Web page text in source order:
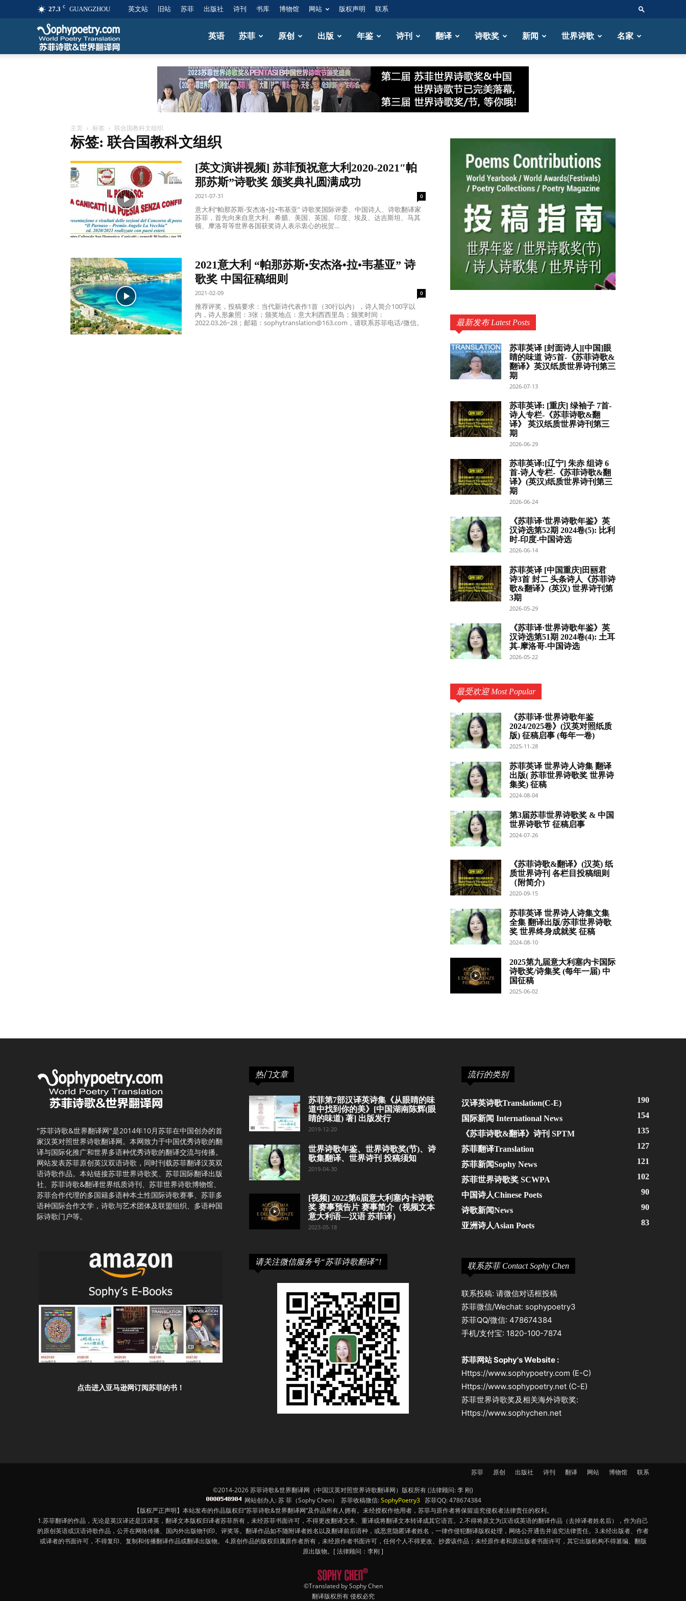
27.3 C GUANGZHOU 英文站 旧站 苏菲 出版社 诗刊 书库 博物馆 网站 版权声明 联系
歌
世
翻
译
英语 苏菲 原创 出版 年鉴 诗刊 翻译 诗歌奖 新闻 世界诗歌 名家
主页 标签 联合国教科文组织
标签: 联合国教科文组织
[英文演讲视频] 苏菲预祝意大利2020-2021″帕
那苏斯”诗歌奖 颁奖典礼圆满成功
2021-07-31 0
意大利“帕那苏斯-安杰洛•拉•韦基亚” 诗歌奖国际评委、中国诗人、诗歌翻译家
苏菲，首先向来自意大利、希腊、美国、英国、印度、埃及、达吉斯坦、马其
顿、摩洛哥等世界各国获奖诗人表示衷心的祝贺…
2021意大利 “帕那苏斯•安杰洛•拉•韦基亚” 诗
歌奖 中国征稿细则
2021-02-09 0
推荐评奖，投稿要求：当代新诗代表作1首（30行以内），诗人简介100字以
内，诗人形象照：3张；颁奖地点：意大利西西里岛；颁奖时间：
2022.03.26~28；邮箱：sophytranslation@163.com，请联系苏菲电话/微信。
最新发布 Latest Posts
苏菲英译 [封面诗人][中国]眼
睛的味道 诗5首-《苏菲诗歌&
翻译》英汉纸质世界诗刊第三
期
2026-07-13
苏菲英译: [重庆] 绿袖子 7首-
诗人专栏-《苏菲诗歌&翻
译》 英汉纸质世界诗刊第三
期
2026-06-29
苏菲英译:[辽宁] 朱赤 组诗 6
首-诗人专栏-《苏菲诗歌&翻
译》(英汉)纸质世界诗刊第三
期
2026-06-24
《苏菲译·世界诗歌年鉴》英
汉诗选第52期 2024卷(5): 比利
时-印度-中国诗选
2026-06-14
苏菲英译 [中国重庆]田丽君
诗3首 封二 头条诗人《苏菲诗
歌&翻译》(英汉) 世界诗刊第
3期
2026-05-29
《苏菲译·世界诗歌年鉴》英
汉诗选第51期 2024卷(4): 土耳
其-摩洛哥-中国诗选
2026-05-22
最受欢迎 Most Popular
《苏菲译·世界诗歌年鉴
2024/2025卷》(汉英对照纸质
版) 征稿启事 (每年一卷)
2025-11-28
苏菲英译 世界诗人诗集 翻译
出版( 苏菲世界诗歌奖 世界诗
集奖) 征稿
2024-08-04
第3届苏菲世界诗歌奖 & 中国
世界诗歌节 征稿启事
2024-07-26
《苏菲诗歌&翻译》(汉英) 纸
质世界诗刊 各栏目投稿细则
（附简介)
2020-09-15
苏菲英译 世界诗人诗集文集
全集 翻译出版/苏菲世界诗歌
奖 世界终身成就奖 征稿
2024-08-10
2025第九届意大利塞内卡国际
诗歌奖/诗集奖 (每年一届) 中
国征稿
2025-06-02
"苏菲诗歌&世界翻译网"是2014年10月苏菲在中国创办的首
家汉英对照世界诗歌翻译网。本网致力于中国优秀诗歌的翻
译与国际化推广和世界多语种优秀诗歌的翻译交流与传播。
网站发表苏菲原创英汉双语诗歌，同时刊载苏菲翻译汉英双
语诗歌作品。本站链接苏菲世界诗歌奖、苏菲国际翻译出版
社、苏菲诗歌&翻译世界纸质诗刊、苏菲世界诗歌博物馆、
苏菲合作代理的多国籍多语种本土性国际诗歌赛事、苏菲多
语种国际合作文学，诗歌与艺术团体及联盟组织、多语种国
际诗歌门户等。
点击进入亚马逊网订阅苏菲的书！
热门文章
苏菲第7部汉译英诗集《从眼睛的味
道中找到你的美》[中国湖南陈辉(眼
睛的味道) 著] 出版发行
2019-12-20
世界诗歌年鉴、世界诗歌奖(节)、诗
歌集翻译、世界诗刊 投稿须知
2019-04-30
[视频] 2022第6届意大利塞内卡诗歌
奖 赛事预告片 赛事简介（视频文本
意大利语—汉语 苏菲译）
2023-05-18
请关注微信服务号“苏菲诗歌翻译”!
流行的类别
汉译英诗歌Translation(C-E) 190
国际新闻 International News 154
《苏菲诗歌&翻译》诗刊 SPTM 135
苏菲翻译Translation 127
苏菲新闻Sophy News 121
苏菲世界诗歌奖 SCWPA 102
中国诗人Chinese Poets 90
诗歌新闻News 90
亚洲诗人Asian Poets 83
联系苏菲 Contact Sophy Chen
联系投稿: 请微信对话框投稿
苏菲微信/Wechat: sophypoetry3
苏菲QQ/微信: 478674384
手机/支付宝: 1820-100-7874
苏菲网站 Sophy's Website :
Https://www.sophypoetry.com (E-C)
Https://www.sophypoetry.net (C-E)
苏菲世界诗歌奖及相关海外诗歌奖:
Https://www.sophychen.net
苏菲 原创 出版社 诗刊 翻译 网站 博物馆 联系
©2014-2026 苏菲诗歌&世界翻译网（中国汉英对照世界诗歌翻译网）版权所有 (法律顾问: 李 刚)
网站创办人: 苏 菲（Sophy Chen） 苏菲收稿微信:SophyPoetry3苏菲QQ: 478674384
【版权严正声明】本站发布的作品版权归“苏菲诗歌&世界翻译网”及作品所有人拥有。未经授权作他用者，苏菲与原作者将保留追究侵权者法律责任的权利。
1.苏菲翻译的作品，无论是英汉译还是汉译英，翻译文本版权归译者苏菲所有，未经苏菲书面许可，不得更改翻译文本、重译或将翻译文本转译成其它语言。2.不得将原文为汉语或英语的翻译作品（去掉译者姓名后），作为自己
的原创英语或汉语诗歌作品，公开在网络传播、国内外出版物刊印、评奖等。翻译作品如不随附译者姓名以及翻译前后语种，或恶意隐匿译者姓名，一律作侵犯翻译版权处理，网络公开通告并追究法律责任。3.未经出版者、作者
或译者的书面许可，不得复印、复制和传播翻译作品或翻译出版物。 4.原创作品的版权归属原作者所有，未经原作者书面许可，任何个人不得更改、抄袭该作品；未经原作者和原出版者书面许可，其它出版机构不得篡编、翻版
原出版物。[ 法律顾问：李刚 ]
©Translated by Sophy Chen
翻译版权所有 侵权必究